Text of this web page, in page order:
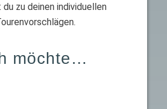
zu deinen individuellen
möchte…